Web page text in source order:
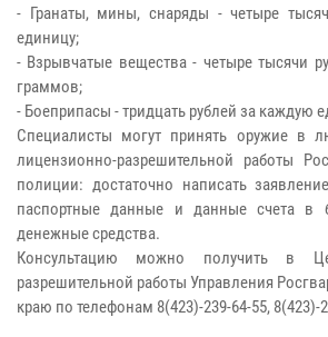
- Гранаты, мины, снаряды - четыре
единицу;
- Взрывчатые вещества - четыре тысячи
граммов;
- Боеприпасы - тридцать рублей за каждую
Специалисты могут принять оружие в
лицензионно-разрешительной работы
полиции: достаточно написать
паспортные данные и данные счета в
денежные средства.
Консультацию можно получить в
разрешительной работы Управления
краю по телефонам 8(423)-239-64-55, 8(423)-